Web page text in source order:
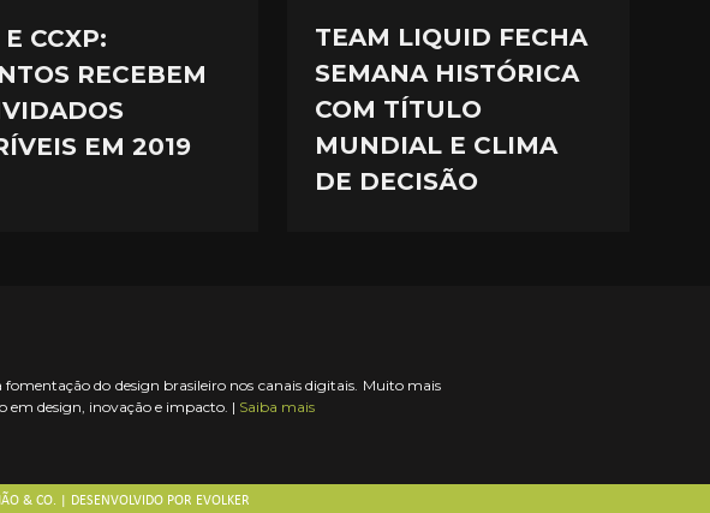
E CCXP:
RECEBEM
EM 2019
TEAM LIQUID FECHA
SEMANA HISTÓRICA
COM TÍTULO
MUNDIAL E CLIMA
DE DECISÃO
do design brasileiro nos canais digitais. Muito mais
em design, inovação e impacto. | Saiba mais
& CO. | DESENVOLVIDO POR EVOLKER